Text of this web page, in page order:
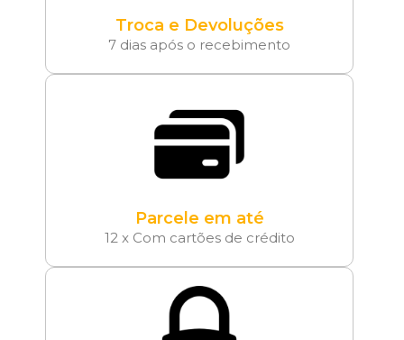
Troca e Devoluções
7 dias após o recebimento
Parcele em até
12 x Com cartões de crédito